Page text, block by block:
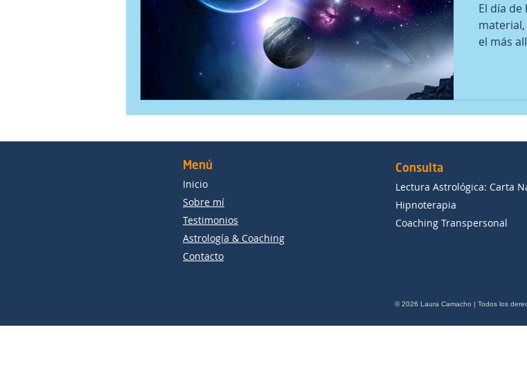
El día
el más
Menú
Inicio
Sobre mí
Testimonios
Astrología & Coaching
Contacto
Consulta
Lectura Astrológica: Carta
Hipnoterapia
Coaching Transpersonal
© 2026 Laura Camacho | Todos los